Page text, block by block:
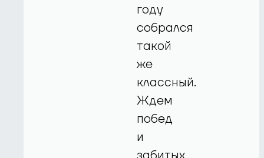
году
собрался
такой
же
классный.
Ждем
побед
и